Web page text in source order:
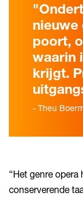
nieuwe
poort,
waarin
krijgt.
- Theu
“Het genre
conserverende